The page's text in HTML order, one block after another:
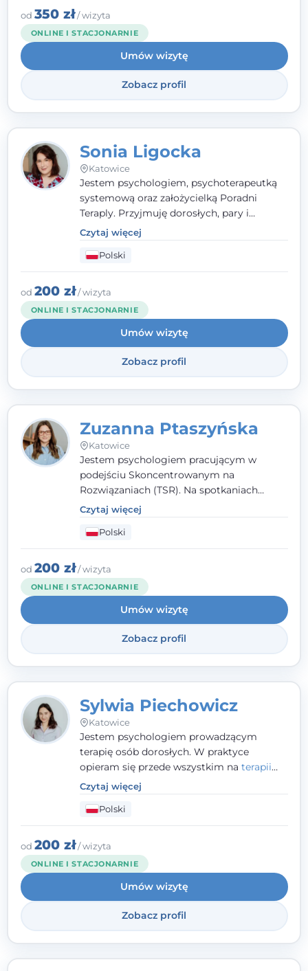
Psychiatrycznego oraz Polskiego
Towarzystwa Psychologicznego, a także
jestem członkiem nadzwyczajnym
Wielkopolskiego Towarzystwa Terapii
Systemowej.
od 350 zł/ wizyta
ONLINE I STACJONARNIE
Umów wizytę
Zobacz profil
Sonia Ligocka
Katowice
Jestem psychologiem, psychoterapeutką
systemową oraz założycielką Poradni
Teraply. Przyjmuję dorosłych, pary i
rodziny, dobierając metody do
indywidualnych zasobów pacjenta. Wierzę
w drzemiące w Tobie zasoby, które
pozwolą Ci wyjść z kryzysu - a jeśli jeszcze
ich nie widzisz, pomogę Ci je odsłonić.
Czytaj więcej
Polski
od 200 zł/ wizyta
ONLINE I STACJONARNIE
Umów wizytę
Zobacz profil
Zuzanna Ptaszyńska
Katowice
Jestem psychologiem pracującym w
podejściu Skoncentrowanym na
Rozwiązaniach (TSR). Na spotkaniach
pracuję w sposób dopasowany do Ciebie -
nawet jeśli na starcie nie wiesz dokładnie,
czego potrzebujesz, odkrywamy to razem,
krok po kroku. Towarzyszę dorosłym oraz
młodzieży od 13. roku życia.
Czytaj więcej
Polski
od 200 zł/ wizyta
ONLINE I STACJONARNIE
Umów wizytę
Zobacz profil
Sylwia Piechowicz
Katowice
Jestem psychologiem prowadzącym
terapię osób dorosłych. W praktyce
opieram się przede wszystkim na terapii
poznawczo-behawioralnej
podejściu skoncentrowanym na
rozwiązaniach (TSR) oraz Racjonalnej
Terapii Zachowania (RTZ). Dużą wagę
przykładam do relacji opartej na empatii,
poczuciu bezpieczeństwa i wzajemnym
zrozumieniu.
Czytaj więcej
Polski
od 200 zł/ wizyta
ONLINE I STACJONARNIE
Umów wizytę
Zobacz profil